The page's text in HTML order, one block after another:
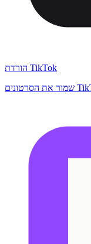
הורדת TikTok